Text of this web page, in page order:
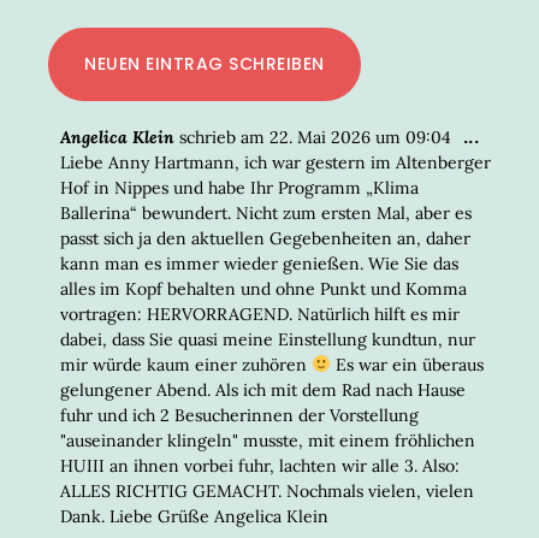
Angelica Klein schrieb am 22. Mai 2026 um 09:04
Liebe Anny Hartmann, ich war gestern im Altenberger
Hof in Nippes und habe Ihr Programm „Klima
Ballerina“ bewundert. Nicht zum ersten Mal, aber es
passt sich ja den aktuellen Gegebenheiten an, daher
kann man es immer wieder genießen. Wie Sie das
alles im Kopf behalten und ohne Punkt und Komma
vortragen: HERVORRAGEND. Natürlich hilft es mir
dabei, dass Sie quasi meine Einstellung kundtun, nur
mir würde kaum einer zuhören
Es war ein überaus
gelungener Abend. Als ich mit dem Rad nach Hause
fuhr und ich 2 Besucherinnen der Vorstellung
"auseinander klingeln" musste, mit einem fröhlichen
HUIII an ihnen vorbei fuhr, lachten wir alle 3. Also:
ALLES RICHTIG GEMACHT. Nochmals vielen, vielen
Dank. Liebe Grüße Angelica Klein
...DIESE